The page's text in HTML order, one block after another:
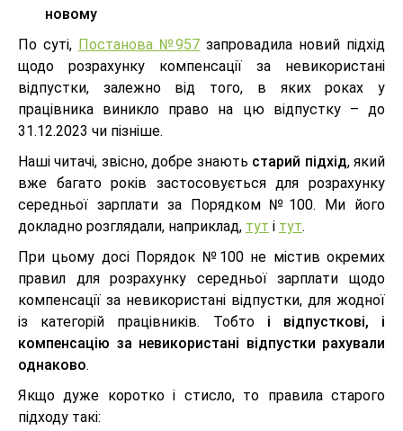
новому
По суті, Постанова №957 запровадила новий підхід
щодо розрахунку компенсації за невикористані
відпустки, залежно від того, в яких роках у
працівника виникло право на цю відпустку – до
31.12.2023 чи пізніше.
Наші читачі, звісно, добре знають старий підхід, який
вже багато років застосовується для розрахунку
середньої зарплати за Порядком №100. Ми його
докладно розглядали, наприклад, тут і тут.
При цьому досі Порядок №100 не містив окремих
правил для розрахунку середньої зарплати щодо
компенсації за невикористані відпустки, для жодної
із категорій працівників. Тобто і відпусткові, і
компенсацію за невикористані відпустки рахували
однаково.
Якщо дуже коротко і стисло, то правила старого
підходу такі: